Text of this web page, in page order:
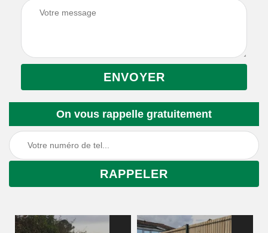
On vous rappelle gratuitement